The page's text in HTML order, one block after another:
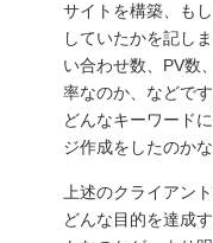
サイトを構築、も
していたかを記し
い合わせ数、PV数
率なのか、などで
どんなキーワード
ジ作成をしたのか
上述のクライアン
どんな目的を達成